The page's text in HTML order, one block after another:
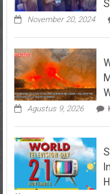
November 20, 2024
Agustus 9, 2026